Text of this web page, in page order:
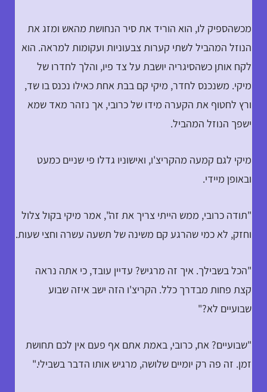
מכשהספיק לו, הוא הוריד את סיר הנחושת מהאש ומזג את
הנוזל המהביל לשתי קערות צבעוניות ועקומות למראה. הוא
לקח אותן כשהסיגריה יושבת על צד פיו, והלך לחדרו של
מיקי. משנכנס לחדר, מיקי קם בבת אחת כאילו נכנס בו שד,
ורץ לחטוף את הקערה מידו של כרובי, אך נזהר מאד שמא
ישפך הנוזל המהביל.
מיקי לגם קמעה מהקריצ'ו, ואישוניו גדלו פי שניים כמעט
ובאופן מיידי.
"תודה כרובי, ממש הייתי צריך את זה", אמר מיקי בקול צלול
וחזק, לא כמי שהרגע קם משינה של תשעה עשרה וחצי שעות.
"הכל בשבילך. איך זה מרגיש? עדיין עובד, כי אתה נראה
קצת פחות מבדרך כלל. הקריצ'ו הזה ישב איזה שבוע
שבועיים לא?"
"שבועיים? אח, כרובי, באמת אתם אף פעם אין לכם תחושת
זמן. זה פה רק יומיים שלושה, מרגיש אותו הדבר בשבילי."